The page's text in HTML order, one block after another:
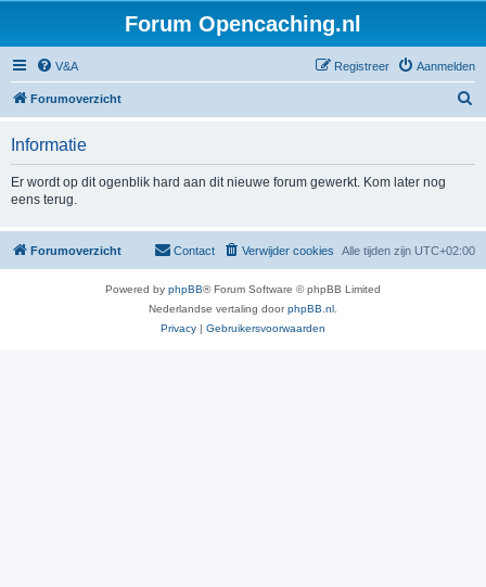
Forum Opencaching.nl
V&A Aanmelden
Registreer
Forumoverzicht
Informatie
Er wordt op dit ogenblik hard aan dit nieuwe forum gewerkt. Kom later nog
eens terug.
Forumoverzicht Alle tijden zijn UTC+02:00
Verwijder cookies
Contact
Powered by phpBB® Forum Software © phpBB Limited
Nederlandse vertaling doorphpBB.nl
Privacy | Gebruikersvoorwaarden